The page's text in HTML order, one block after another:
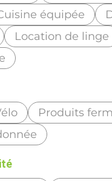
équipée
Location de linge
Produits